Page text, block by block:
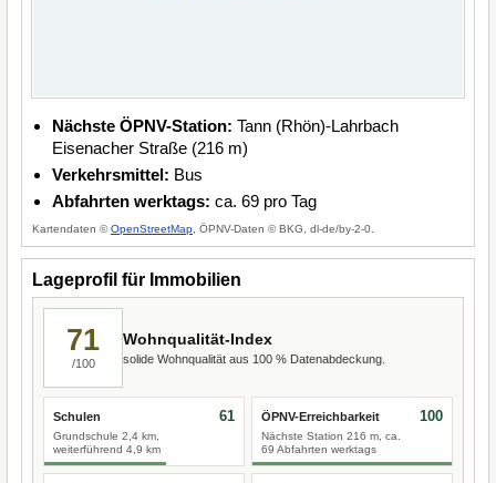
Nächste ÖPNV-Station: Tann (Rhön)-Lahrbach
Eisenacher Straße (216 m)
Verkehrsmittel: Bus
Abfahrten werktags: ca. 69 pro Tag
Kartendaten ©OpenStreetMap , ÖPNV-Daten © BKG, dl-de/by-2-0.
Lageprofil für Immobilien
71
/100
Wohnqualität-Index
solide Wohnqualität aus 100 % Datenabdeckung.
Schulen
Grundschule 2,4 km,
weiterführend 4,9 km
61 ÖPNV-Erreichbarkeit
Nächste Station 216 m, ca.
69 Abfahrten werktags
100